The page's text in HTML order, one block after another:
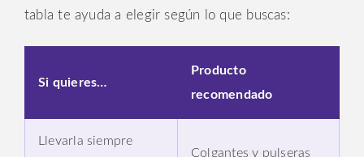
tabla te ayuda a elegir según lo que buscas:
Si quieres…
Producto
recomendado
Llevarla siempre
Colgantes y pulseras